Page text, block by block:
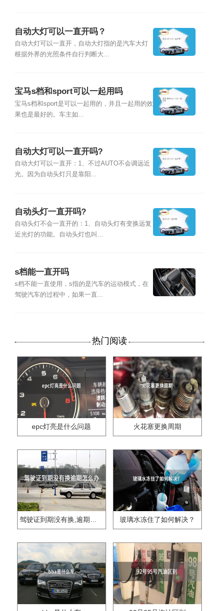
自动大灯可以一直开吗？
自动大灯可以一直开，自动大灯指的是汽车大灯
根据外界的光照条件自行判断大...
宝马s档和sport可以一起用吗
宝马s档和sport是可以一起用的，并且一起用的效
果也是最好的。车主如...
自动大灯可以一直开吗?
自动大灯可以一直开：1、不过AUTO不会调远近
光。因为自动头灯只是靠阳...
自动头灯一直开吗?
自动头灯不会一直开的：1、自动头灯有变换远复
近光灯的功能。自动头灯也叫...
s档能一直开吗
s档不能一直使用，s指的是汽车的运动模式，在
驾驶汽车的过程中，如果一直...
热门阅读
epc灯亮是什么问题 火花塞更换周期
驾驶证到期没有换,逾期怎么办?? 玻璃水冻住了如何解决？